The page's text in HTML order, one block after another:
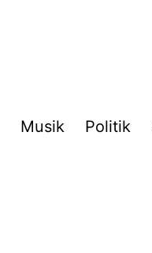
Musik Politik